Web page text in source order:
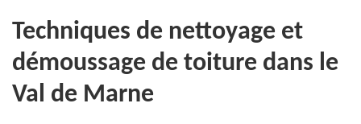
Techniques de nettoyage et
démoussage de toiture dans le
Val de Marne